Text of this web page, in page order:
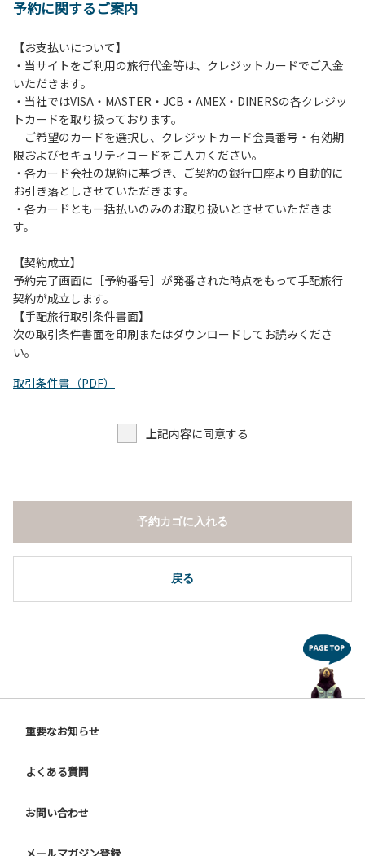
6.敷地内の地面での直火によるBBQ等はご遠慮願います。
たします。
8.施設内外で騒ぎたてることは固く禁止させていただきま
す。
予約に関するご案内
【お支払いについて】
・当サイトをご利用の旅行代金等は、クレジットカードでご入金
いただきます。
・当社ではVISA・MASTER・JCB・AMEX・DINERSの各クレジッ
トカードを取り扱っております。
ご希望のカードを選択し、クレジットカード会員番号・有効期
限およびセキュリティコードをご入力ください。
・各カード会社の規約に基づき、ご契約の銀行口座より自動的に
お引き落としさせていただきます。
・各カードとも一括払いのみのお取り扱いとさせていただきま
す。
【契約成立】
予約完了画面に［予約番号］が発番された時点をもって手配旅行
契約が成立します。
【手配旅行取引条件書面】
次の取引条件書面を印刷またはダウンロードしてお読みくださ
い。
取引条件書（PDF）
上記内容に同意する
戻る
予約カゴに入れる
重要なお知らせ
よくある質問
お問い合わせ